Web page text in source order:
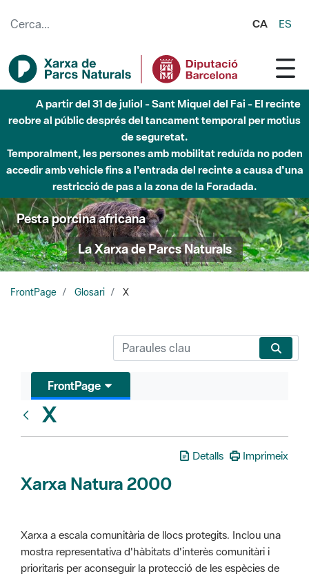
CA ES
A partir del 31 de juliol - Sant Miquel del Fai - El recinte
reobre al públic després del tancament temporal per motius
de seguretat.
Temporalment, les persones amb mobilitat reduïda no poden
accedir amb vehicle fins a l'entrada del recinte a causa d'una
restricció de pas a la zona de la Foradada.
Pesta porcina africana
La Xarxa de Parcs Naturals
FrontPage Glosari X
FrontPage
X
Detalls Imprimeix
Xarxa Natura 2000
Xarxa a escala comunitària de llocs protegits. Inclou una
mostra representativa d'hàbitats d'interès comunitàri i
prioritaris per aconseguir la protecció de les espècies de